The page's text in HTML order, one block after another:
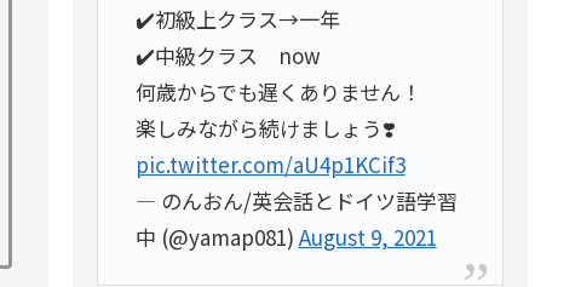
✔️初級上クラス→一年
✔️中級クラス now
何歳からでも遅くありません！
楽しみながら続けましょう❣️
pic.twitter.com/aU4p1KCif3
— のんおん/英会話とドイツ語学習
中 (@yamap081) August 9, 2021